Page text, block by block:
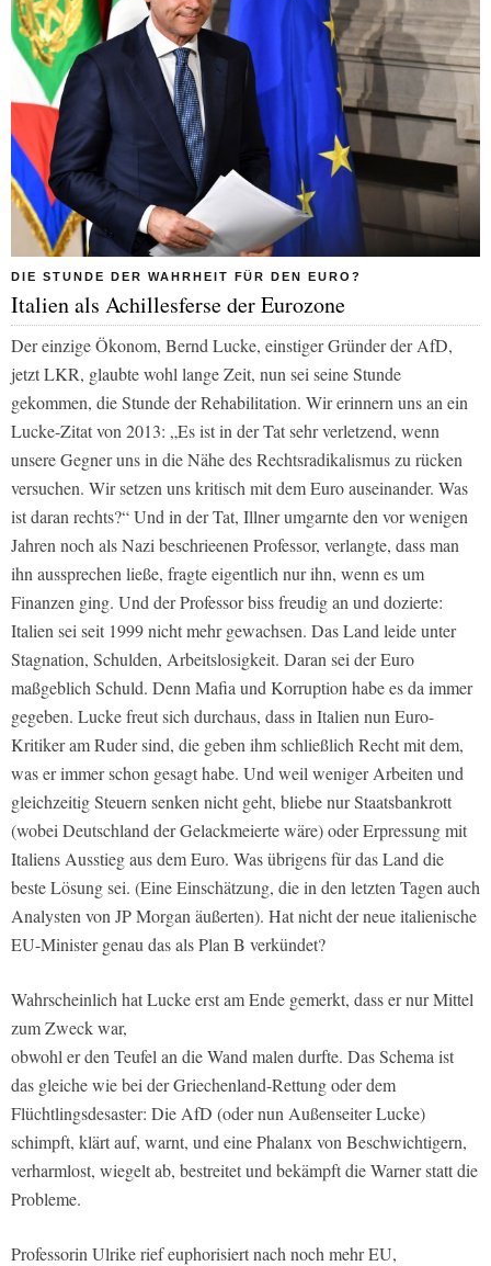
DIE STUNDE DER WAHRHEIT FÜR DEN EURO?
Italien als Achillesferse der Eurozone
Der einzige Ökonom, Bernd Lucke, einstiger Gründer der AfD,
jetzt LKR, glaubte wohl lange Zeit, nun sei seine Stunde
gekommen, die Stunde der Rehabilitation. Wir erinnern uns an ein
Lucke-Zitat von 2013: „Es ist in der Tat sehr verletzend, wenn
unsere Gegner uns in die Nähe des Rechtsradikalismus zu rücken
versuchen. Wir setzen uns kritisch mit dem Euro auseinander. Was
ist daran rechts?“ Und in der Tat, Illner umgarnte den vor wenigen
Jahren noch als Nazi beschrieenen Professor, verlangte, dass man
ihn aussprechen ließe, fragte eigentlich nur ihn, wenn es um
Finanzen ging. Und der Professor biss freudig an und dozierte:
Italien sei seit 1999 nicht mehr gewachsen. Das Land leide unter
Stagnation, Schulden, Arbeitslosigkeit. Daran sei der Euro
maßgeblich Schuld. Denn Mafia und Korruption habe es da immer
gegeben. Lucke freut sich durchaus, dass in Italien nun Euro-
Kritiker am Ruder sind, die geben ihm schließlich Recht mit dem,
was er immer schon gesagt habe. Und weil weniger Arbeiten und
gleichzeitig Steuern senken nicht geht, bliebe nur Staatsbankrott
(wobei Deutschland der Gelackmeierte wäre) oder Erpressung mit
Italiens Ausstieg aus dem Euro. Was übrigens für das Land die
beste Lösung sei. (Eine Einschätzung, die in den letzten Tagen auch
Analysten von JP Morgan äußerten). Hat nicht der neue italienische
EU-Minister genau das als Plan B verkündet?
Wahrscheinlich hat Lucke erst am Ende gemerkt, dass er nur Mittel
zum Zweck war,
obwohl er den Teufel an die Wand malen durfte. Das Schema ist
das gleiche wie bei der Griechenland-Rettung oder dem
Flüchtlingsdesaster: Die AfD (oder nun Außenseiter Lucke)
schimpft, klärt auf, warnt, und eine Phalanx von Beschwichtigern,
verharmlost, wiegelt ab, bestreitet und bekämpft die Warner statt die
Probleme.
Professorin Ulrike rief euphorisiert nach noch mehr EU,